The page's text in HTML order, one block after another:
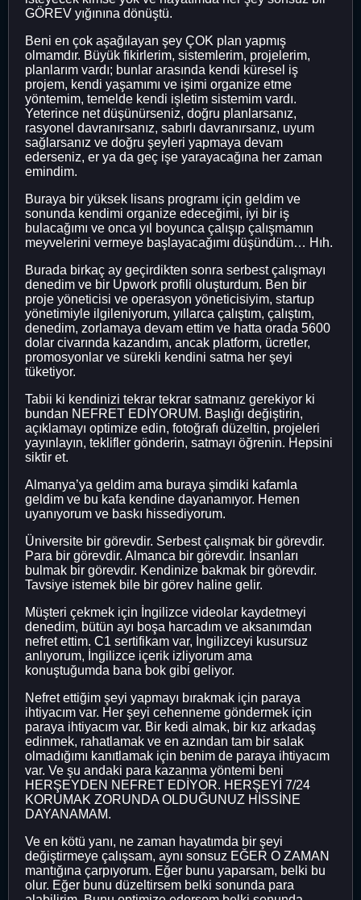
GÖREV yığınına dönüştü.
Beni en çok aşağılayan şey ÇOK plan yapmış
olmamdır. Büyük fikirlerim, sistemlerim, projelerim,
planlarım vardı; bunlar arasında kendi küresel iş
projem, kendi yaşamımı ve işimi organize etme
yöntemim, temelde kendi işletim sistemim vardı.
Yeterince net düşünürseniz, doğru planlarsanız,
rasyonel davranırsanız, sabırlı davranırsanız, uyum
sağlarsanız ve doğru şeyleri yapmaya devam
ederseniz, er ya da geç işe yarayacağına her zaman
emindim.
Buraya bir yüksek lisans programı için geldim ve
sonunda kendimi organize edeceğimi, iyi bir iş
bulacağımı ve onca yıl boyunca çalışıp çalışmamın
meyvelerini vermeye başlayacağımı düşündüm… Hıh.
Burada birkaç ay geçirdikten sonra serbest çalışmayı
denedim ve bir Upwork profili oluşturdum. Ben bir
proje yöneticisi ve operasyon yöneticisiyim, startup
yönetimiyle ilgileniyorum, yıllarca çalıştım, çalıştım,
denedim, zorlamaya devam ettim ve hatta orada 5600
dolar civarında kazandım, ancak platform, ücretler,
promosyonlar ve sürekli kendini satma her şeyi
tüketiyor.
Tabii ki kendinizi tekrar tekrar satmanız gerekiyor ki
bundan NEFRET EDİYORUM. Başlığı değiştirin,
açıklamayı optimize edin, fotoğrafı düzeltin, projeleri
yayınlayın, teklifler gönderin, satmayı öğrenin. Hepsini
siktir et.
Almanya’ya geldim ama buraya şimdiki kafamla
geldim ve bu kafa kendine dayanamıyor. Hemen
uyanıyorum ve baskı hissediyorum.
Üniversite bir görevdir. Serbest çalışmak bir görevdir.
Para bir görevdir. Almanca bir görevdir. İnsanları
bulmak bir görevdir. Kendinize bakmak bir görevdir.
Tavsiye istemek bile bir görev haline gelir.
Müşteri çekmek için İngilizce videolar kaydetmeyi
denedim, bütün ayı boşa harcadım ve aksanımdan
nefret ettim. C1 sertifikam var, İngilizceyi kusursuz
anlıyorum, İngilizce içerik izliyorum ama
konuştuğumda bana bok gibi geliyor.
Nefret ettiğim şeyi yapmayı bırakmak için paraya
ihtiyacım var. Her şeyi cehenneme göndermek için
paraya ihtiyacım var. Bir kedi almak, bir kız arkadaş
edinmek, rahatlamak ve en azından tam bir salak
olmadığımı kanıtlamak için benim de paraya ihtiyacım
var. Ve şu andaki para kazanma yöntemi beni
HERŞEYDEN NEFRET EDİYOR. HERŞEYİ 7/24
KORUMAK ZORUNDA OLDUĞUNUZ HİSSİNE
DAYANAMAM.
Ve en kötü yanı, ne zaman hayatımda bir şeyi
değiştirmeye çalışsam, aynı sonsuz EĞER O ZAMAN
mantığına çarpıyorum. Eğer bunu yaparsam, belki bu
olur. Eğer bunu düzeltirsem belki sonunda para